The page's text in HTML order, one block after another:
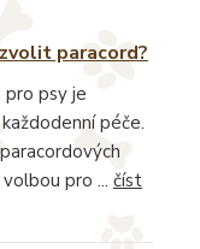
paracord?
pro psy je
péče.
pro ... číst